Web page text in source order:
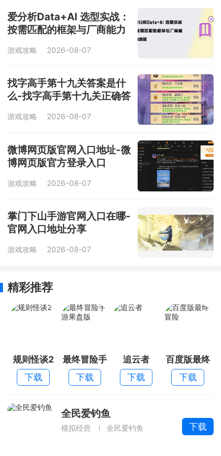
爱分析Data+AI 选型实战：
按需匹配的框架与厂商能力
游戏攻略 2026-08-07
找字高手第十九关答案是什
么-找字高手第十九关正确答
游戏攻略 2026-08-07
微博网页版官网入口地址-微
博网页版官方登录入口
游戏攻略 2026-08-07
掌门下山手游官网入口在哪-
官网入口地址分享
游戏攻略 2026-08-07
精彩推荐
规则怪谈2
下载
最终冒险手
游果盘版
下载
追云者
下载
百度版最终
冒险
下载
全民爱钓鱼
模拟经营 全民爱钓鱼 下载